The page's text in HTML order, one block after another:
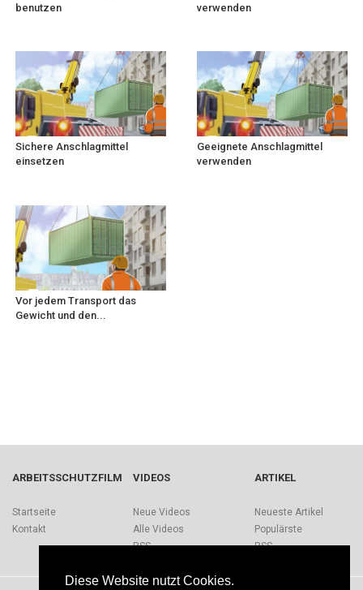
Diese Website nutzt Cookies.
benutzen
verwenden
Sichere Anschlagmittel
einsetzen
Geeignete Anschlagmittel
verwenden
Vor jedem Transport das
Gewicht und den...
ARBEITSSCHUTZFILM
Startseite
Kontakt
VIDEOS
Neue Videos
Alle Videos
RSS
ARTIKEL
Neueste Artikel
Populärste
RSS